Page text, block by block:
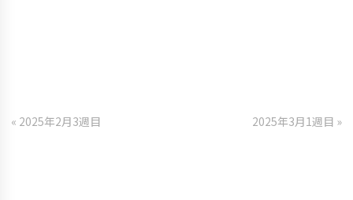
« 2025年2月3週目 2025年3月1週目 »